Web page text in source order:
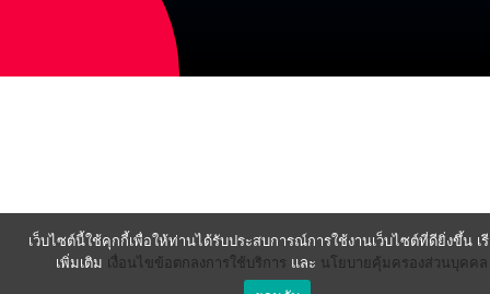
เว็บไซต์นี้ใช้คุกกี้เพื่อให้ท่านได้รับประสบการณ์การใช้งานเว็บไซต์ที่ดียิ่งขึ้น เ
เพิ่มเติม เงื่อนไขข้อตกลงการใช้บริการ และ นโยบายคุ้มครองส่วนบุคคล